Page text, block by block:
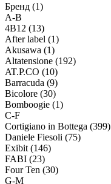
Бренд (1)
A-B
4B12 (13)
After label (1)
Akusawa (1)
Altatensione (192)
AT.P.CO (10)
Barracuda (9)
Bicolore (30)
Bomboogie (1)
C-F
Cortigiano in Bottega (399)
Daniele Fiesoli (75)
Exibit (146)
FABI (23)
Four Ten (30)
G-M